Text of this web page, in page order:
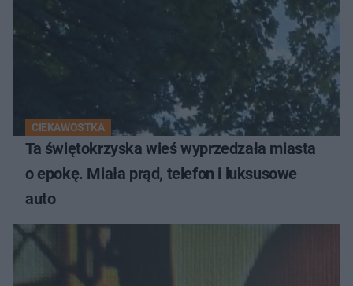
CIEKAWOSTKA
Ta świętokrzyska wieś wyprzedzała miasta
o epokę. Miała prąd, telefon i luksusowe
auto